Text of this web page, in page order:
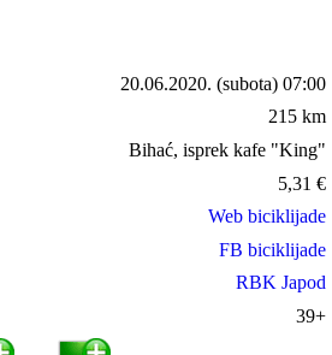
20.06.2020. (subota) 07:00
215 km
Bihać, isprek kafe "King"
5,31 €
Web biciklijade
FB biciklijade
RBK Japod
39+